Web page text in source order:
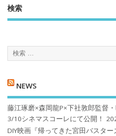
検索
NEWS
藤江琢磨×森岡龍P×下社敦郎監督・
3/10シネマスコーレにて公開！
DIY映画『帰ってきた宮田バスタ